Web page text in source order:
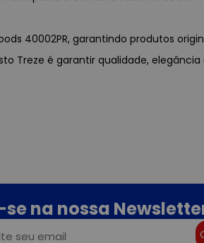
40002PR, garantindo produtos
Treze é garantir qualidade,
na nossa